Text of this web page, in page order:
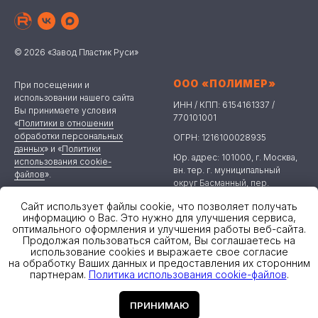
© 2026 «Завод Пластик Руси»
При посещении и
использовании нашего сайта
Вы принимаете условия
«Политики в отношении
обработки персональных
данных» и «Политики
использования cookie-
файлов».
Результаты СОУТ
Мероприятия по улучшениям
СОУТ
Политика в области охраны
труда
ООО «ПОЛИМЕР»
ИНН / КПП: 6154161337 /
770101001
ОГРН: 1216100028935
Юр. адрес: 101000, г. Москва,
вн. тер. г. муниципальный
округ Басманный, пер.
Почтовый адрес: 347900,
Ростовская обл., г. Таганрог,
пер. Биржевой спуск, д. 8В,
помещение 1
polimer.polim@yandex.ru
Сайт использует файлы cookie, что позволяет получать
информацию о Вас. Это нужно для улучшения сервиса,
оптимального оформления и улучшения работы веб-сайта.
Продолжая пользоваться сайтом, Вы соглашаетесь на
использование cookies и выражаете свое согласие
на обработку Ваших данных и предоставления их сторонним
партнерам. Политика использования cookie-файлов.
ПРИНИМАЮ